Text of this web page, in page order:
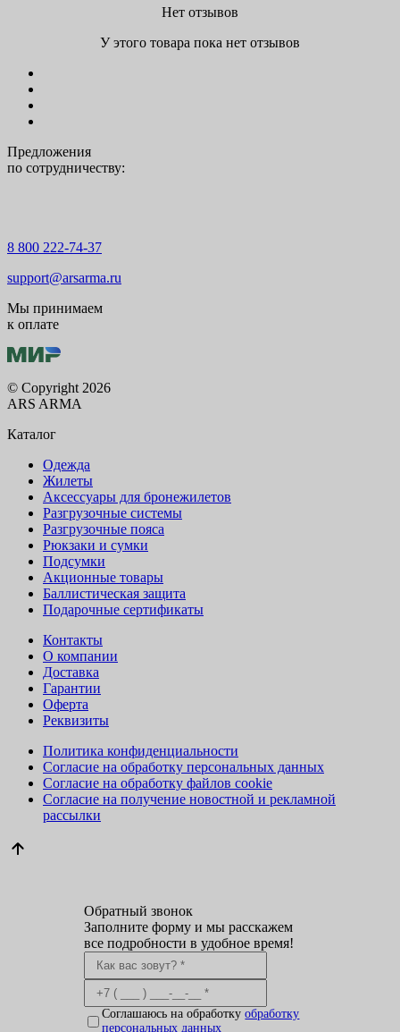
Нет отзывов
У этого товара пока нет отзывов
Предложения
по сотрудничеству:
8 800 222-74-37
support@arsarma.ru
Мы принимаем
к оплате
© Copyright 2026
ARS ARMA
Каталог
Одежда
Жилеты
Аксессуары для бронежилетов
Разгрузочные системы
Разгрузочные пояса
Рюкзаки и сумки
Подсумки
Акционные товары
Баллистическая защита
Подарочные сертификаты
Контакты
О компании
Доставка
Гарантии
Оферта
Реквизиты
Политика конфиденциальности
Согласие на обработку персональных данных
Согласие на обработку файлов cookie
Согласие на получение новостной и рекламной
рассылки
Обратный звонок
Заполните форму и мы расскажем
все подробности в удобное время!
Соглашаюсь на обработкуобработку
персональных данных